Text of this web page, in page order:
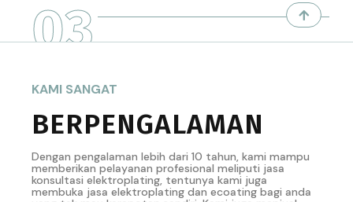
03
KAMI SANGAT
BERPENGALAMAN
Dengan pengalaman lebih dari 10 tahun, kami mampu
memberikan pelayanan profesional meliputi jasa
konsultasi elektroplating, tentunya kami juga
membuka jasa elektroplating dan ecoating bagi anda